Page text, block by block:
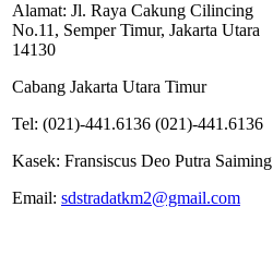
Alamat: Jl. Raya Cakung Cilincing
No.11, Semper Timur, Jakarta Utara
14130
Cabang Jakarta Utara Timur
Tel: (021)-441.6136 (021)-441.6136
Kasek: Fransiscus Deo Putra Saiming
Email: sdstradatkm2@gmail.com